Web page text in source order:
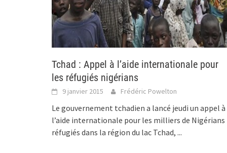
Tchad : Appel à l’aide internationale pour
les réfugiés nigérians
9 janvier 2015 Frédéric Powelton
Le gouvernement tchadien a lancé jeudi un appel à
l’aide internationale pour les milliers de Nigérians
réfugiés dans la région du lac Tchad, ...